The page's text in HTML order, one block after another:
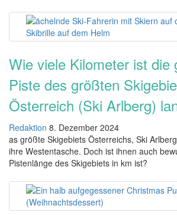
Wie viele Kilometer ist die
Piste des größten
Österreich (Ski Arlberg)
Redaktion 8. Dezember 2024
as größte Skigebiets Österreichs, Ski
ihre Westentasche. Doch ist ihnen auch
Pistenlänge des Skigebiets in km ist?